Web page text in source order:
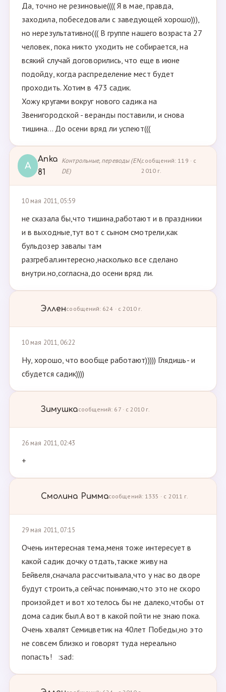
Да, точно не резиновые(((( Я в мае, правда,
заходила, побеседовали с заведующей хорошо))),
но нерезультативно((( В группе нашего возраста 27
человек, пока никто уходить не собирается, на
всякий случай договорились, что еще в июне
подойду, когда распределение мест будет
проходить. Хотим в 473 садик.
Хожу кругами вокруг нового садика на
Звенигородской - веранды поставили, и снова
тишина... До осени вряд ли успеют(((
A
Anka
81
Контрольные, переводы (EN,
DE)
сообщений: 119 · с
2010 г.
10 мая 2011, 05:59
не сказала бы,что тишина,работают и в праздники
и в выходные,тут вот с сыном смотрели,как
бульдозер завалы там
разгребал.интересно,насколько все сделано
внутри.но,согласна,до осени вряд ли.
Элленсообщений: 624 · с 2010 г.
10 мая 2011, 06:22
Ну, хорошо, что вообще работают))))) Глядишь- и
сбудется садик))))
Зимушкасообщений: 67 · с 2010 г.
26 мая 2011, 02:43
+
Смолина Риммасообщений: 1335 · с 2011 г.
29 мая 2011, 07:15
Очень интересная тема,меня тоже интересует в
какой садик дочку отдать,также живу на
Бейвеля,сначала рассчитывала,что у нас во дворе
будут строить,а сейчас понимаю,что это не скоро
произойдет и вот хотелось бы не далеко,чтобы от
дома садик был.А вот в какой пойти не знаю пока.
Очень хвалят Семицветик на 40лет Победы,но это
не совсем близко и говорят туда нереально
попасть! :sad: